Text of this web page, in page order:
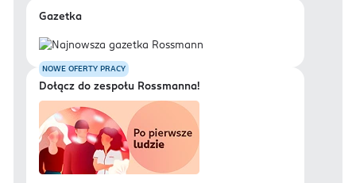
Gazetka
NOWE OFERTY PRACY
Dołącz do zespołu Rossmanna!